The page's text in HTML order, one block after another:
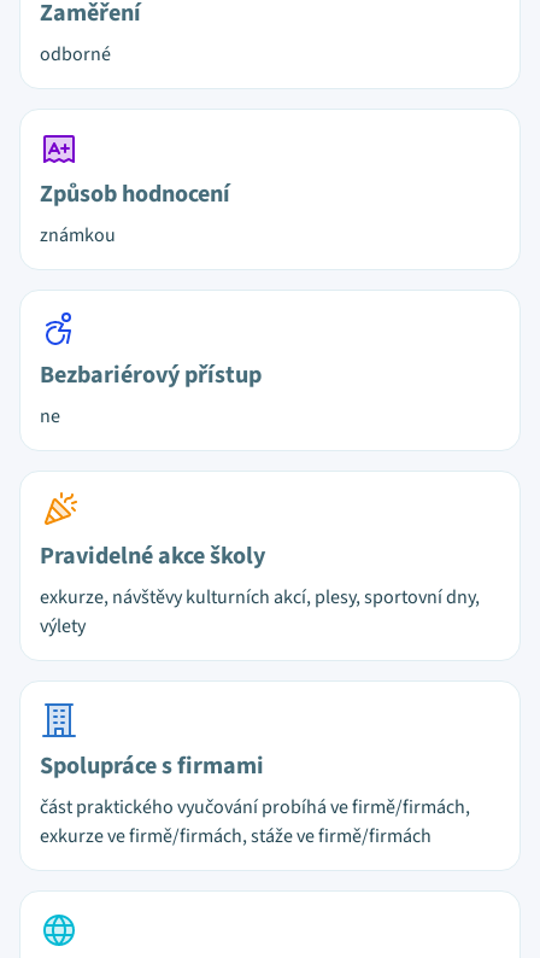
Zaměření
odborné
Způsob hodnocení
známkou
Bezbariérový přístup
ne
Pravidelné akce školy
exkurze, návštěvy kulturních akcí, plesy, sportovní dny,
výlety
Spolupráce s firmami
část praktického vyučování probíhá ve firmě/firmách,
exkurze ve firmě/firmách, stáže ve firmě/firmách